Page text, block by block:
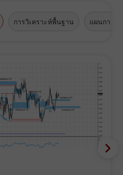
การวิเคราะห์พื้นฐาน แผนการซื้